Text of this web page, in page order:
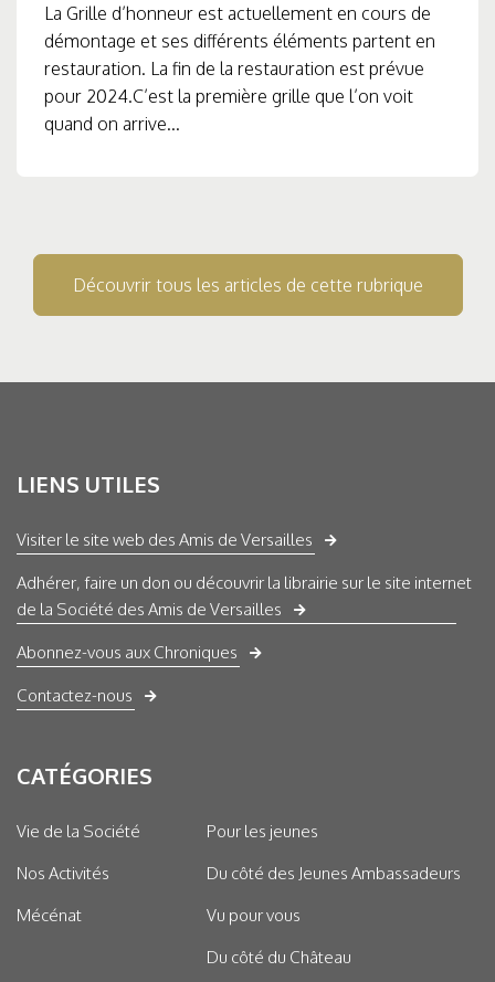
La Grille d’honneur est actuellement en cours de
démontage et ses différents éléments partent en
restauration. La fin de la restauration est prévue
pour 2024.C’est la première grille que l’on voit
quand on arrive...
Découvrir tous les articles de cette rubrique
LIENS UTILES
Visiter le site web des Amis de Versailles
Adhérer, faire un don ou découvrir la librairie sur le site internet
de la Société des Amis de Versailles
Abonnez-vous aux Chroniques
Contactez-nous
CATÉGORIES
Vie de la Société
Nos Activités
Mécénat
Pour les jeunes
Du côté des Jeunes Ambassadeurs
Vu pour vous
Du côté du Château